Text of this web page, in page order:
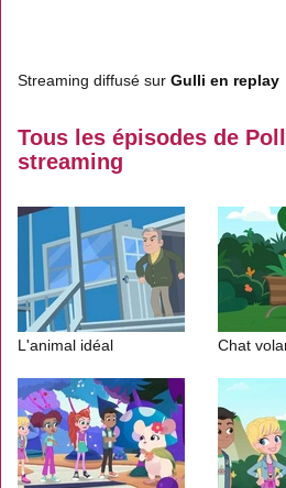
Streaming diffusé sur Gulli en replay
Tous les épisodes de
streaming
L'animal idéal Chat